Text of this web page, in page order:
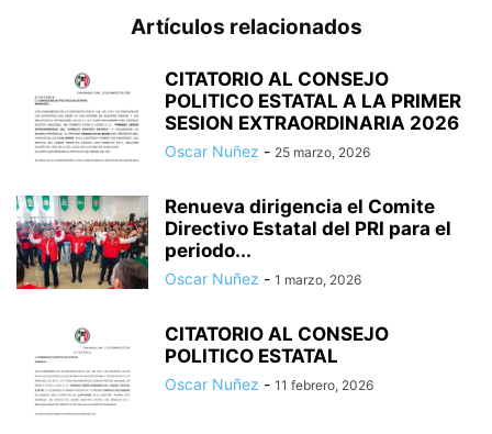
Artículos relacionados
CITATORIO AL CONSEJO
POLITICO ESTATAL A LA PRIMER
SESION EXTRAORDINARIA 2026
Oscar Nuñez - 25 marzo, 2026
Renueva dirigencia el Comite
Directivo Estatal del PRI para el
periodo...
Oscar Nuñez - 1 marzo, 2026
CITATORIO AL CONSEJO
POLITICO ESTATAL
Oscar Nuñez - 11 febrero, 2026